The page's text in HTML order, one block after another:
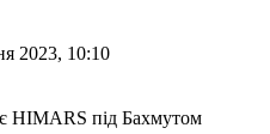
2023, 10:10